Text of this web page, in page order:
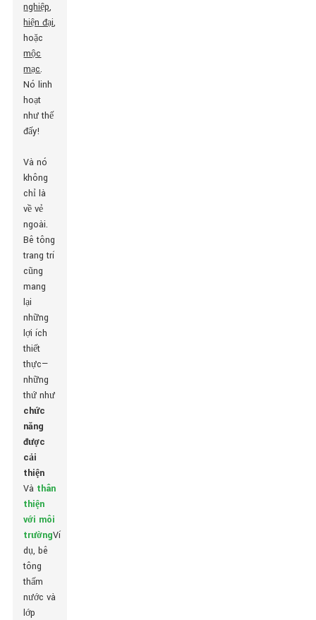
nghiệp,
hiện đại,
hoặc
mộc
mạc.
Nó linh
hoạt
như thế
đấy!
Và nó
không
chỉ là
về vẻ
ngoài.
Bê tông
trang trí
cũng
mang
lại
những
lợi ích
thiết
thực—
những
thứ như
chức
năng
được
cải
thiện
Và thân
thiện
với môi
trườngVí
dụ, bê
tông
thấm
nước và
lớp